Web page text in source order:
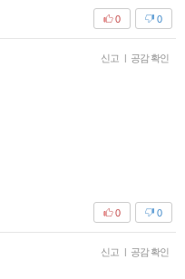
0
0
신고 | 공감 확인
0
0
신고 | 공감 확인